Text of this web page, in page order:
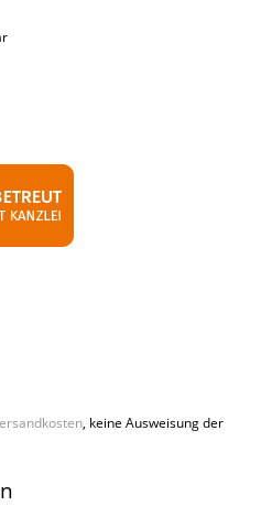
, keine Ausweisung der